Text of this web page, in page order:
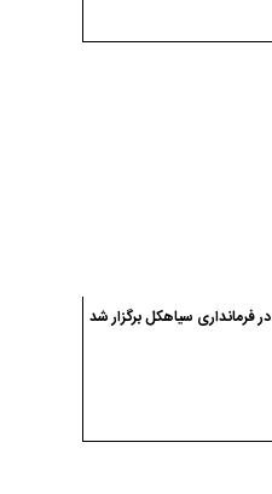
فرمانداری سیاهکل برگزار شد